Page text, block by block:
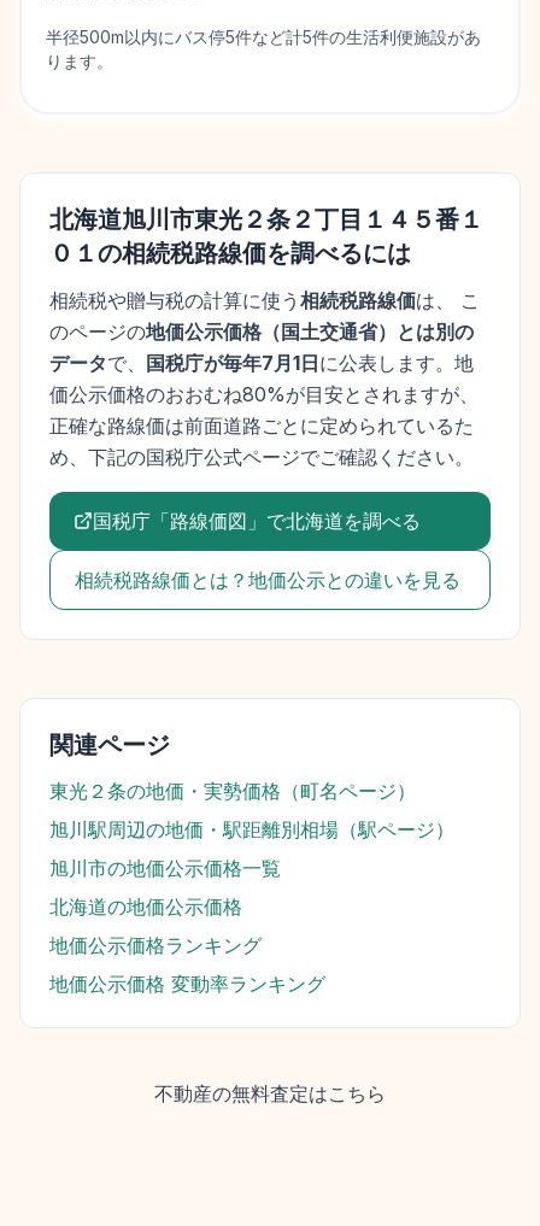
半径500m以内にバス停5件など計5件の生活利便施設があ
ります。
北海道旭川市東光２条２丁目１４５番１
０１の相続税路線価を調べるには
相続税や贈与税の計算に使う 相続税路線価は、 こ
のページの地価公示価格 （ 国土交通省）とは別の
データで、 国税庁が毎年7月1日に公表します。 地
価公示価格のおおむね80%が目安とされますが、
正確な路線価は前面道路ごとに定められているた
め、下記の国税庁公式ページでご確認ください。
国税庁「路線価図」で北海道を調べる
相続税路線価とは？地価公示との違いを見る
関連ページ
東光２条の地価・実勢価格（町名ページ）
旭川駅周辺の地価・駅距離別相場（駅ページ）
旭川市の地価公示価格一覧
北海道の地価公示価格
地価公示価格ランキング
地価公示価格 変動率ランキング
不動産の無料査定はこちら